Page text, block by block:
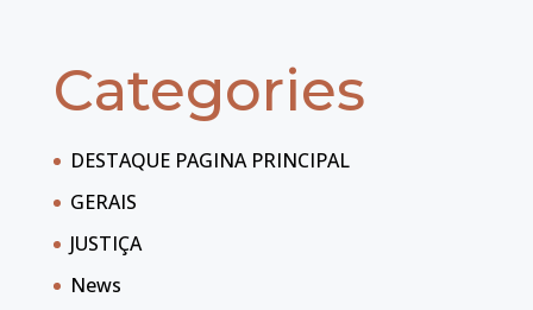
Categories
DESTAQUE PAGINA PRINCIPAL
GERAIS
JUSTIÇA
News